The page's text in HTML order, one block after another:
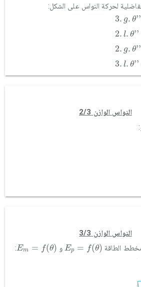
لحركة النواس على الشكل:
3. g. θ''
3 θ''+
2. l. θ''
2 l. θ''+
2. g. θ''
2 θ''+
3. l. θ''
3 l. θ''+
النواس الوازن 2/3
النواس الوازن 3/3
الطاقة
Ep = f(θ)
Ep θ) و Em = f(θ)
Em θ)
: